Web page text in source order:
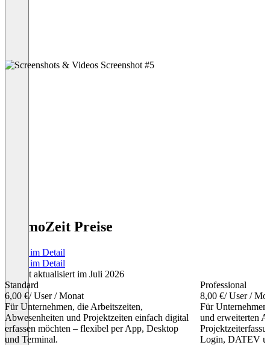
MomoZeit Preise
Preise im Detail
Preise im Detail
Zuletzt aktualisiert im Juli 2026
Standard
6,00 €/ User / Monat
Für Unternehmen, die Arbeitszeiten,
Abwesenheiten und Projektzeiten einfach digital
erfassen möchten – flexibel per App, Desktop
und Terminal.
Professional
8,00 €/ User /
Für
und erweiterten
Login, DATEV